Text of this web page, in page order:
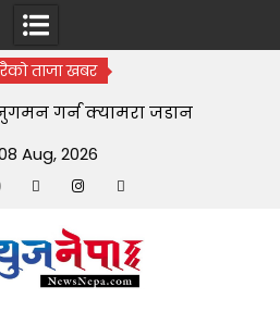
ताजा खबर
गर्न क्यामरा जडान
Aug, 2026